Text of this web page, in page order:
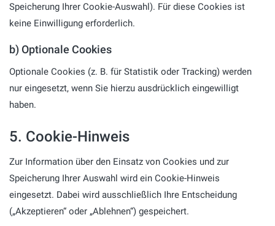
Speicherung Ihrer Cookie-Auswahl). Für diese Cookies ist
keine Einwilligung erforderlich.
b) Optionale Cookies
Optionale Cookies (z. B. für Statistik oder Tracking) werden
nur eingesetzt, wenn Sie hierzu ausdrücklich eingewilligt
haben.
5. Cookie-Hinweis
Zur Information über den Einsatz von Cookies und zur
Speicherung Ihrer Auswahl wird ein Cookie-Hinweis
eingesetzt. Dabei wird ausschließlich Ihre Entscheidung
(„Akzeptieren“ oder „Ablehnen“) gespeichert.